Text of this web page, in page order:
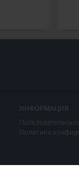
ИНФОРМАЦИЯ
Политика